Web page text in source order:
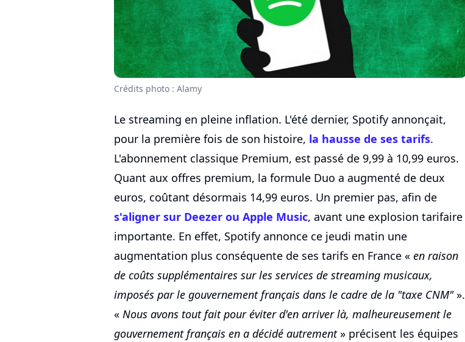
Crédits photo : Alamy
Le streaming en pleine inflation. L'été dernier, Spotify annonçait,
pour la première fois de son histoire, la hausse de ses tarifs.
L'abonnement classique Premium, est passé de 9,99 à 10,99 euros.
Quant aux offres premium, la formule Duo a augmenté de deux
euros, coûtant désormais 14,99 euros. Un premier pas, afin de
s'aligner sur Deezer ou Apple Music, avant une explosion tarifaire
importante. En effet, Spotify annonce ce jeudi matin une
augmentation plus conséquente de ses tarifs en France « en raison
de coûts supplémentaires sur les services de streaming musicaux,
imposés par le gouvernement français dans le cadre de la "taxe CNM"».
« Nous avons tout fait pour éviter d'en arriver là, malheureusement le
gouvernement français en a décidé autrement» précisent les équipes